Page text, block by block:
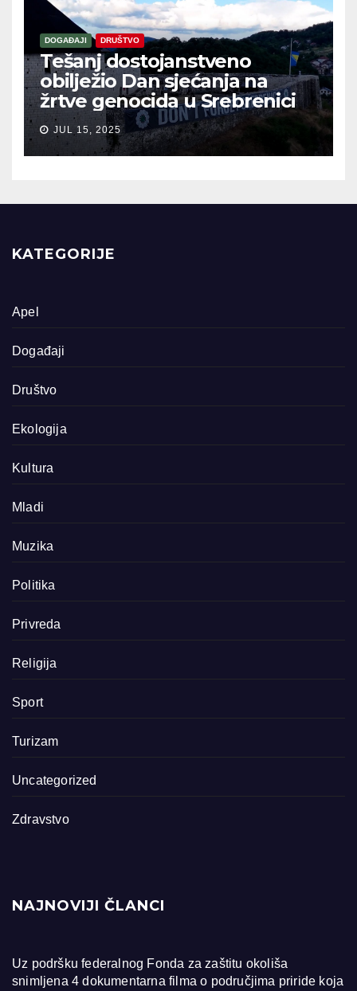
DOGAĐAJI DRUŠTVO
Tešanj dostojanstveno
obilježio Dan sjećanja na
žrtve genocida u Srebrenici
JUL 15, 2025
KATEGORIJE
Apel
Događaji
Društvo
Ekologija
Kultura
Mladi
Muzika
Politika
Privreda
Religija
Sport
Turizam
Uncategorized
Zdravstvo
NAJNOVIJI ČLANCI
Uz podršku federalnog Fonda za zaštitu okoliša
snimljena 4 dokumentarna filma o područjima priride koja